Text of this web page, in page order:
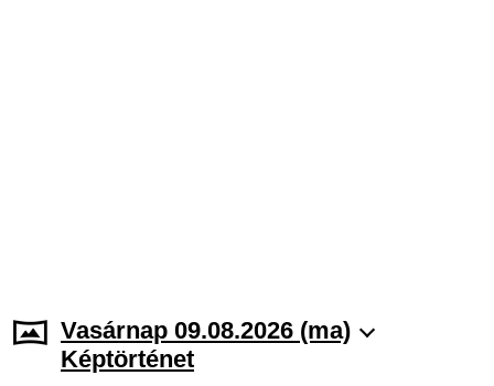
Vasárnap 09.08.2026 (ma)
Képtörténet